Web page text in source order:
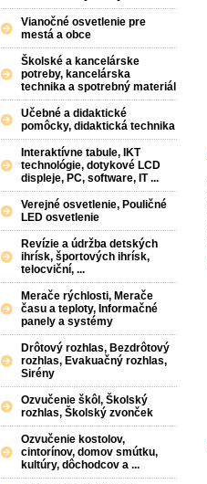
Vianočné osvetlenie pre
mestá a obce
Školské a kancelárske
potreby, kancelárska
technika a spotrebný materiál
Učebné a didaktické
pomôcky, didaktická technika
Interaktívne tabule, IKT
technológie, dotykové LCD
displeje, PC, software, IT ...
Verejné osvetlenie, Pouličné
LED osvetlenie
Revízie a údržba detských
ihrísk, športových ihrísk,
telocviční, ...
Merače rýchlosti, Merače
času a teploty, Informačné
panely a systémy
Drôtový rozhlas, Bezdrôtový
rozhlas, Evakuačný rozhlas,
Sirény
Ozvučenie škôl, Školský
rozhlas, Školský zvonček
Ozvučenie kostolov,
cintorínov, domov smútku,
kultúry, dôchodcov a ...